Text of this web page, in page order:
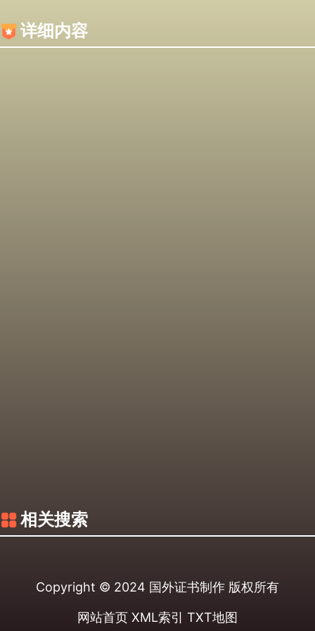
详细内容
相关搜索
Copyright © 2024 国外证书制作 版权所有
网站首页 XML索引 TXT地图